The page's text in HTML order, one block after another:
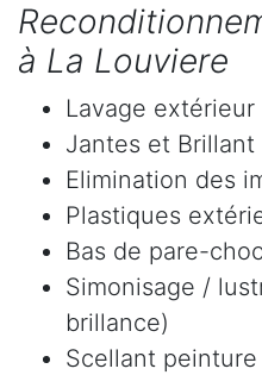
à La Louviere
Lavage extérieur
Jantes et Brillant
Elimination des
Plastiques
Bas de pare-
Simonisage /
brillance)
Scellant